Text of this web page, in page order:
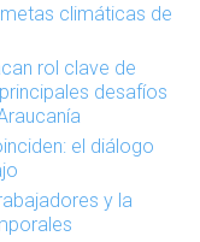
climáticas de
rol clave de
desafíos
el diálogo
y la